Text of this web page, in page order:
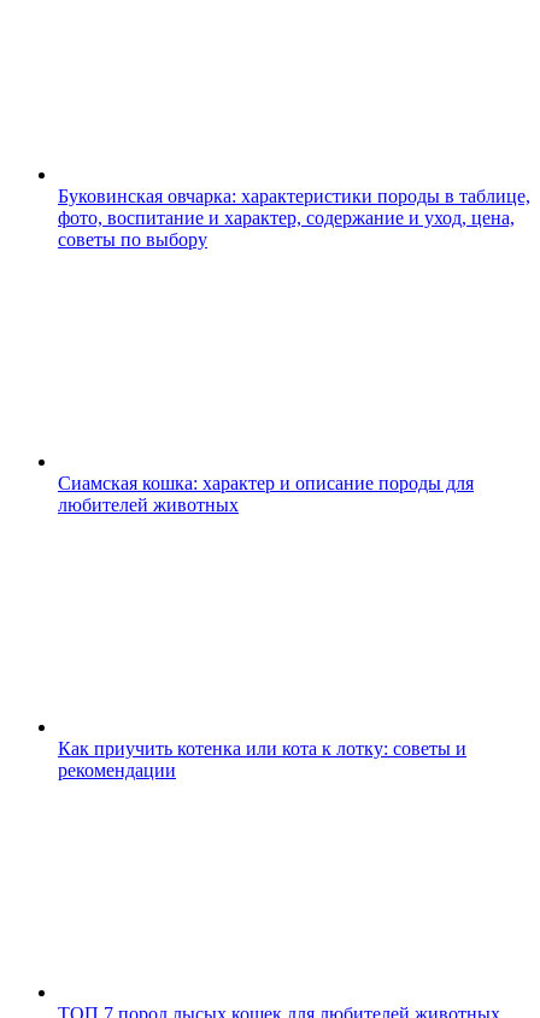
Буковинская овчарка: характеристики породы в таблице,
фото, воспитание и характер, содержание и уход, цена,
советы по выбору
Сиамская кошка: характер и описание породы для
любителей животных
Как приучить котенка или кота к лотку: советы и
рекомендации
ТОП 7 пород лысых кошек для любителей животных